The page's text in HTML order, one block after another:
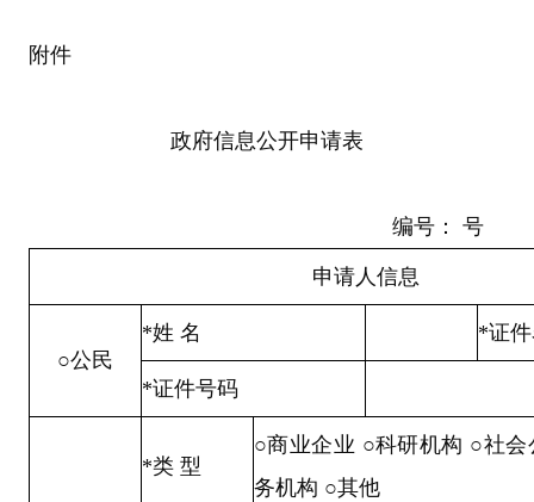
附件
政府信息公开申请表
编号： 号
申请人信息
○公民
*姓 名 *证
*证件号码
*类 型
○商业企业 ○科研机构 ○社
务机构 ○其他